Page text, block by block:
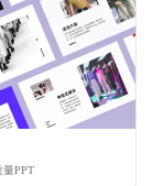
量PPT